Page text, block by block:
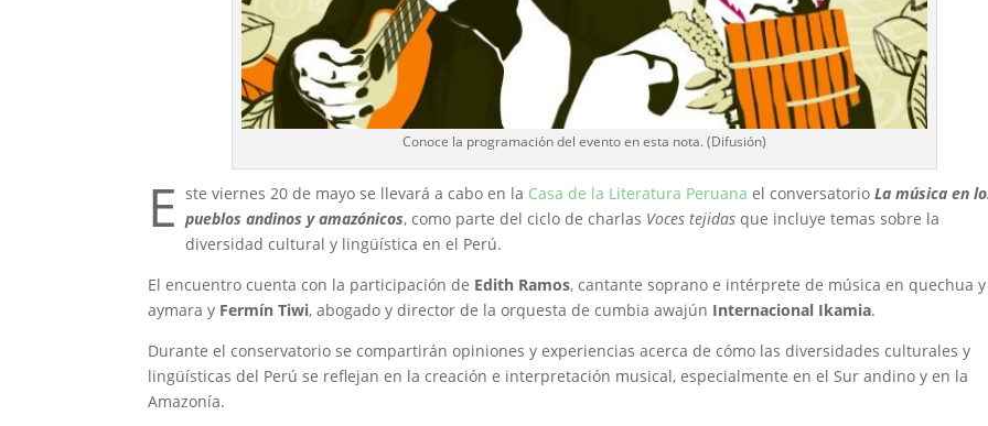
Conoce la programación del evento en esta nota. (Difusión)
E ste viernes 20 de mayo se llevará a cabo en la Casa de la Literatura Peruana el conversatorioLa música en
pueblos andinos y amazónicos, como parte del ciclo de charlas Voces tejidas que incluye temas sobre la
diversidad cultural y lingüística en el Perú.
El encuentro cuenta con la participación de Edith Ramos, cantante soprano e intérprete de música en quechua y
aymara y Fermín Tiwi, abogado y director de la orquesta de cumbia awajún Internacional Ikamia.
Durante el conservatorio se compartirán opiniones y experiencias acerca de cómo las diversidades culturales y
lingüísticas del Perú se reflejan en la creación e interpretación musical, especialmente en el Sur andino y en la
Amazonía.